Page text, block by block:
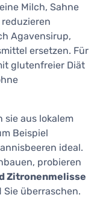
Milch, Sahne
Agavensirup,
ersetzen. Für
glutenfreier Diät
sie aus lokalem
Beispiel
ideal.
probieren
Zitronenmelisse
Sie überraschen.